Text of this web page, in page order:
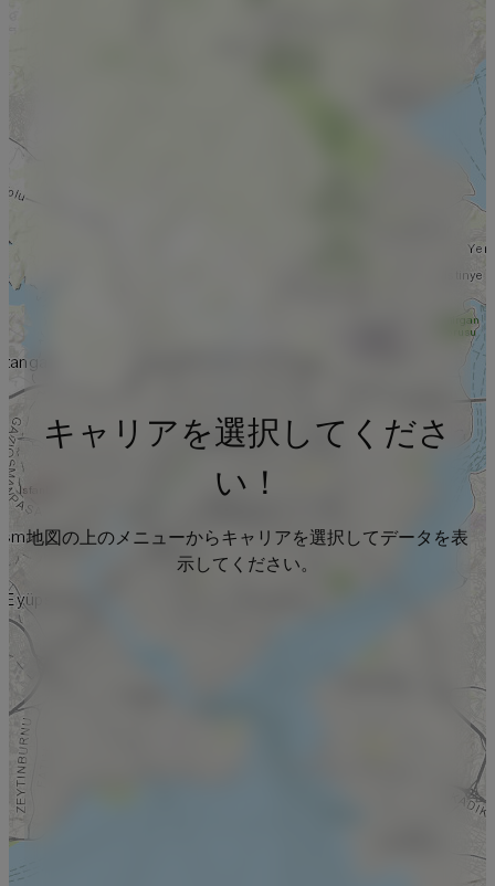
キャリアを選択してくださ
い！
地図の上のメニューからキャリアを選択してデータを表
示してください。